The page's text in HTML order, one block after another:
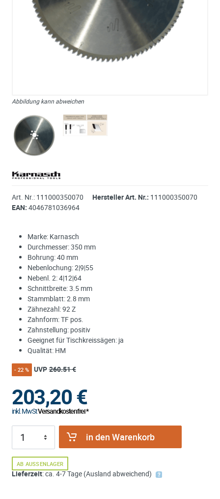
Abbildung kann abweichen
Art. Nr.: 111000350070 Hersteller Art. Nr.: 111000350070
EAN: 4046781036964
Marke: Karnasch
Durchmesser: 350 mm
Bohrung: 40 mm
Nebenlochung: 2|9|55
Nebenl. 2: 4|12|64
Schnittbreite: 3.5 mm
Stammblatt: 2.8 mm
Zähnezahl: 92 Z
Zahnform: TF pos.
Zahnstellung: positiv
Geeignet für Tischkreissägen: ja
Qualität: HM
- 22 % UVP 260.51 €
203,20€
inkl. MwStVersandkostenfrei *
in den Warenkorb
AB AUSSENLAGER
Lieferzeit: ca. 4-7 Tage (Ausland abweichend)